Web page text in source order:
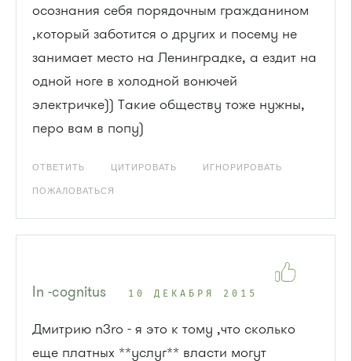
осознания себя порядочным гражданином
,который заботится о других и посему не
занимает место на Ленинградке, а ездит на
одной ноге в холодной вонючей
электричке)) Такие обществу тоже нужны,
перо вам в попу)
ОТВЕТИТЬ ЦИТИРОВАТЬ ИГНОРИРОВАТЬ
ПОЖАЛОВАТЬСЯ
In -cognitus 10 ДЕКАБРЯ 2015
Дмитрию n3ro - я это к тому ,что сколько
еще платных **услуг** власти могут